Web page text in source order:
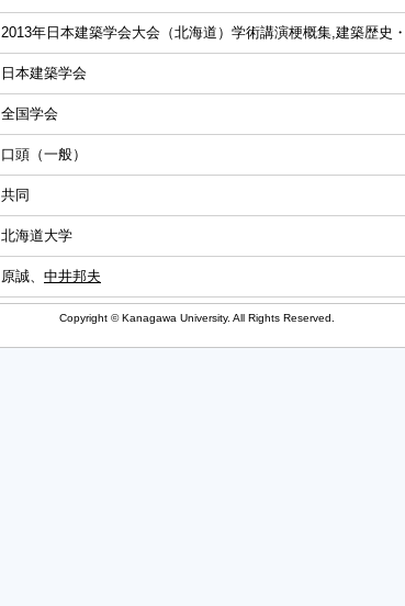
2013年日本建築学会大会（北海道）学術講演梗概集,建築歴史
日本建築学会
全国学会
口頭（一般）
共同
北海道大学
原誠、 中井邦夫
Copyright © Kanagawa University. All Rights Reserved.